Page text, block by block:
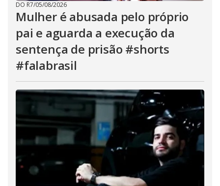
DO R7/05/08/2026
Mulher é abusada pelo próprio
pai e aguarda a execução da
sentença de prisão #shorts
#falabrasil